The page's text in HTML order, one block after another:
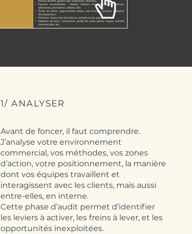
1/ ANALYSER
Avant de foncer, il faut comprendre.
J’analyse votre environnement
commercial, vos méthodes, vos zones
d’action, votre positionnement, la manière
dont vos équipes travaillent et
interagissent avec les clients, mais aussi
entre-elles, en interne.
Cette phase d’audit permet d’identifier
les leviers à activer, les freins à lever, et les
opportunités inexploitées.